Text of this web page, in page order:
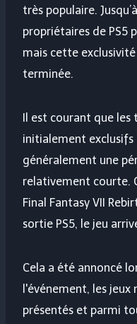
très populaire.
propriétaires de PS5
mais cette
terminée.
Il est courant que
initialement exclusifs
généralement une
relativement courte.
Final Fantasy VII
sortie PS5, le jeu
Cela a été annoncé
l'événement, les
présentés et parmi